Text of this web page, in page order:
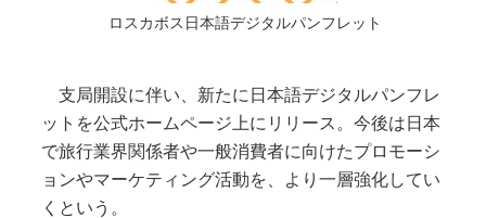
ロスカボス日本語デジタルパンフレット
支局開設に伴い、新たに日本語デジタルパンフレ
ットを公式ホームページ上にリリース。今後は日本
で旅行業界関係者や一般消費者に向けたプロモーシ
ョンやマーケティング活動を、より一層強化してい
くという。